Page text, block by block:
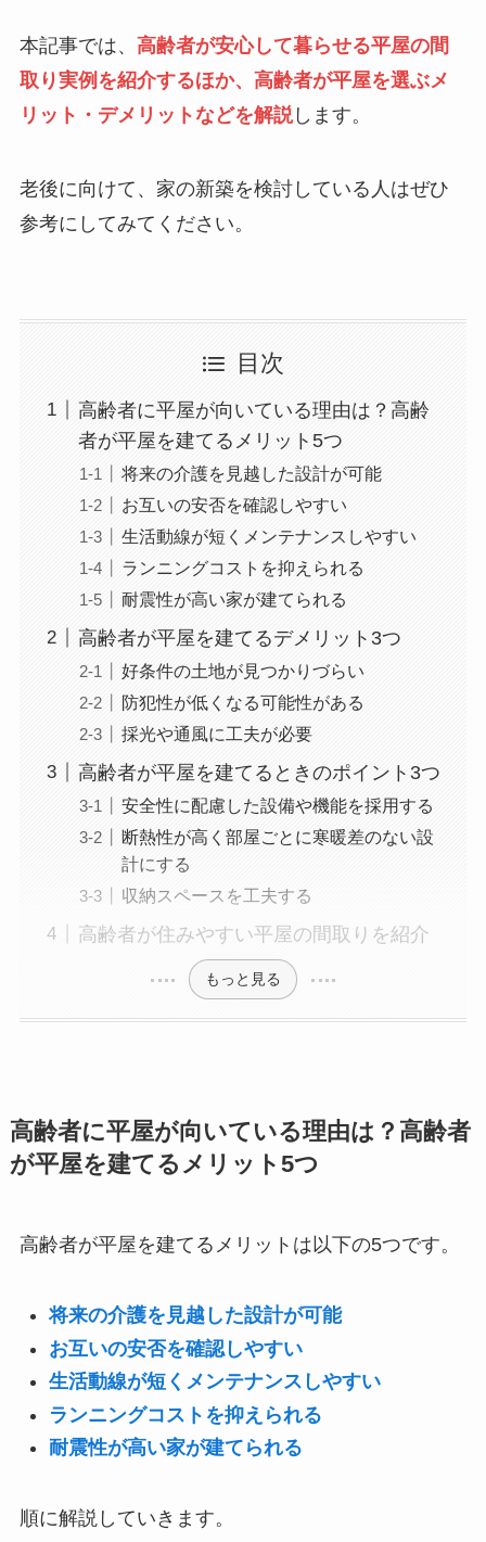
本記事では、 高齢者が安心して暮らせる平屋の間
取り実例を紹介するほか、高齢者が平屋を選ぶメ
リット・デメリットなどを解説します。
老後に向けて、家の新築を検討している人はぜひ
参考にしてみてください。
目次
高齢者に平屋が向いている理由は？高齢
者が平屋を建てるメリット5つ
将来の介護を見越した設計が可能
お互いの安否を確認しやすい
生活動線が短くメンテナンスしやすい
ランニングコストを抑えられる
耐震性が高い家が建てられる
高齢者が平屋を建てるデメリット3つ
好条件の土地が見つかりづらい
防犯性が低くなる可能性がある
採光や通風に工夫が必要
高齢者が平屋を建てるときのポイント3つ
安全性に配慮した設備や機能を採用する
断熱性が高く部屋ごとに寒暖差のない設
計にする
収納スペースを工夫する
高齢者が住みやすい平屋の間取りを紹介
もっと見る
高齢者に平屋が向いている理由は？高齢者
が平屋を建てるメリット5つ
高齢者が平屋を建てるメリットは以下の5つです。
将来の介護を見越した設計が可能
お互いの安否を確認しやすい
生活動線が短くメンテナンスしやすい
ランニングコストを抑えられる
耐震性が高い家が建てられる
順に解説していきます。